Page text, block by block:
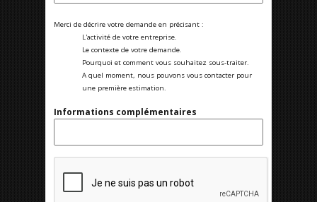
Merci de décrire votre demande en précisant :
L'activité de votre entreprise.
Le contexte de votre demande.
Pourquoi et comment vous souhaitez sous-traiter.
A quel moment, nous pouvons vous contacter pour
une première estimation.
Informations complémentaires